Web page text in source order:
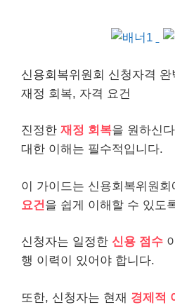
신용회복위원회 신청자격
재정 회복, 자격 요건
진정한 재정 회복을 원하신
대한 이해는 필수적입니다.
이 가이드는 신용회복위원
요건 을 쉽게 이해할 수 있도
신청자는 일정한 신용 점수
행 이력이 있어야 합니다.
또한, 신청자는 현재 경제적